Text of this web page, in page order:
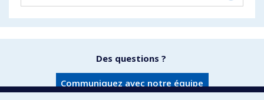
Des questions ?
Communiquez avec notre équipe